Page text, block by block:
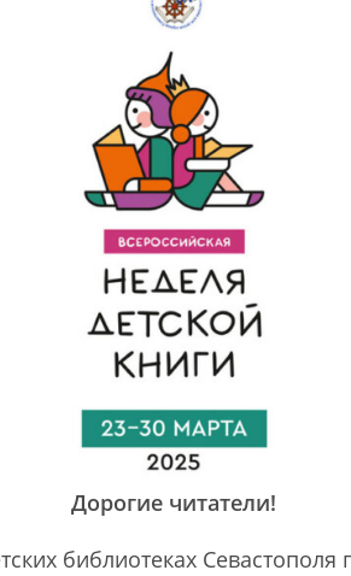
Дорогие читатели!
библиотеках